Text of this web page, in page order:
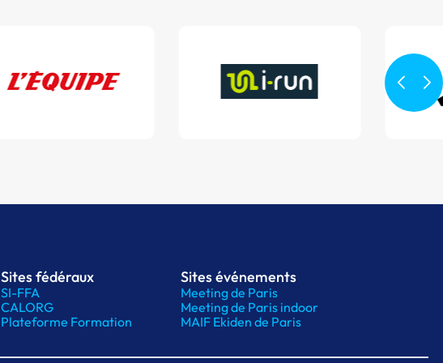
Sites fédéraux
SI-FFA
CALORG
Plateforme Formation
Sites événements
Meeting de Paris
Meeting de Paris indoor
MAIF Ekiden de Paris